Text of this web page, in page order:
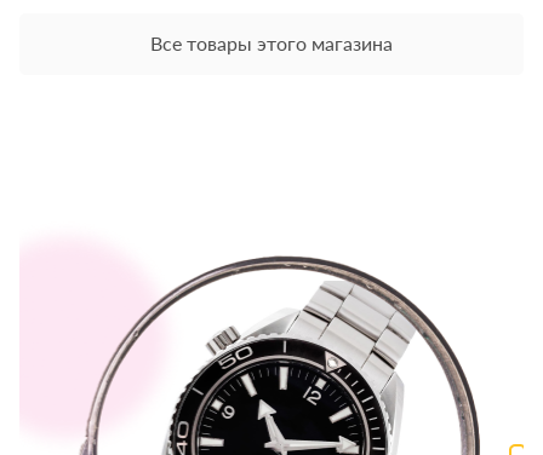
Все товары этого магазина